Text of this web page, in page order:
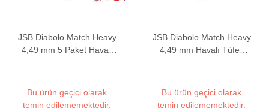
JSB Diabolo Match Heavy
4,49 mm 5 Paket Havalı
Bu ürün geçici olarak
temin edilememektedir.
JSB Diabolo Match Heavy
4,49 mm Havalı Tüfek
Bu ürün geçici olarak
temin edilememektedir.